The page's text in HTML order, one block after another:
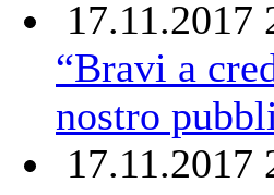
17.11.2017
“Bravi a
nostro
17.11.2017